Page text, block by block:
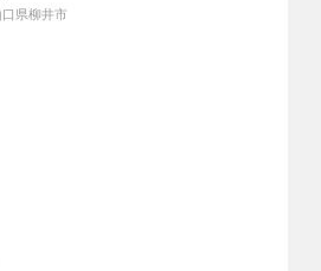
口県柳井市